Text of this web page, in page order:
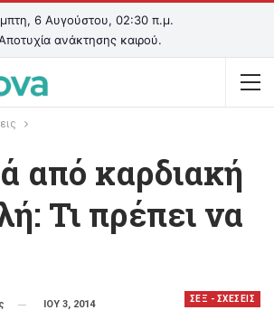
6 Αυγούστου, 02:30 π.μ.
ανάκτησης καιρού.
από καρδιακή
Τι πρέπει να
ΣΕΞ - ΣΧΕΣΕΙΣ
ΙΟΥ 3, 2014